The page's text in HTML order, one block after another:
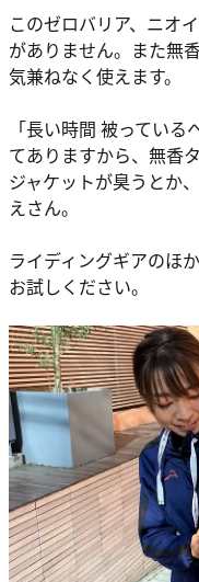
このゼロバリア、ニオ
がありません。また無
気兼ねなく使えます。
「長い時間 被ってい
てありますから、無香
ジャケットが臭うとか
えさん。
ライディングギアのほ
お試しください。